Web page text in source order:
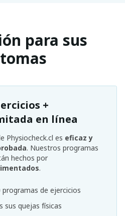
para sus
+
en línea
Physiocheck.cl es eficaz y
. Nuestros programas
hechos por
.
de ejercicios
sus quejas físicas